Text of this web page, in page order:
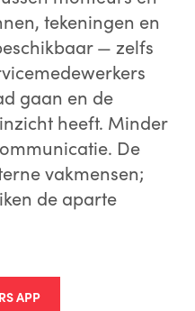
tekeningen en
— zelfs
gaan en de
heeft. Minder
De
vakmensen;
de aparte
APP